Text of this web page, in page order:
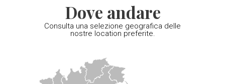
Dove andare
Consulta una selezione geografica delle
nostre location preferite.